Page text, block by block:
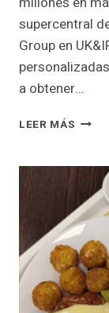
supercentral
Group en
a obtener…
LEER MÁS
LOS
PASOS
DE
Y
Y
CREA
FOOD